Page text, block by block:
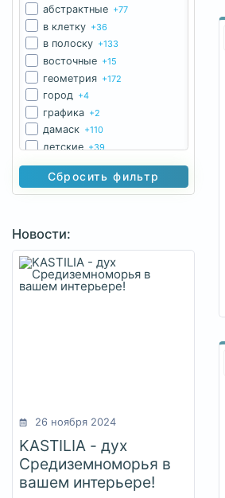
абстрактные +77
в клетку +36
в полоску +133
восточные +15
геометрия +172
город +4
графика +2
дамаск +110
детские +39
елочкой +6
классические +1
королевская лилия
однотонные
под бамбук +28
под дерево +5
под камень +9
с кругами +1
с мелким рисунком
с надписями +1
с орнаментом
с птицами +9
Сбросить фильтр
Новости:
26 ноября 2024
KASTILIA - дух
Средиземноморья в
вашем интерьере!